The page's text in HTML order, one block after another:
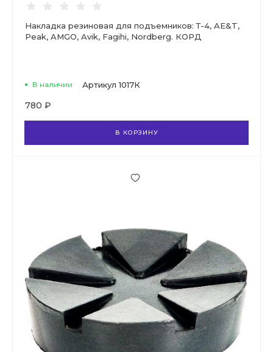
Накладка резиновая для подъемников: Т-4, AE&T,
Peak, AMGO, Avik, Fagihi, Nordberg. КОРД
В наличии Артикул 1017К
780 ₽
В КОРЗИНУ